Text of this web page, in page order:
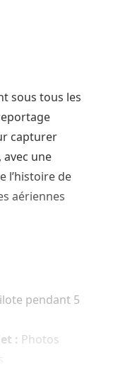
sous tous les
capturer
avec une
l’histoire de
aériennes
pendant 5
: Photos